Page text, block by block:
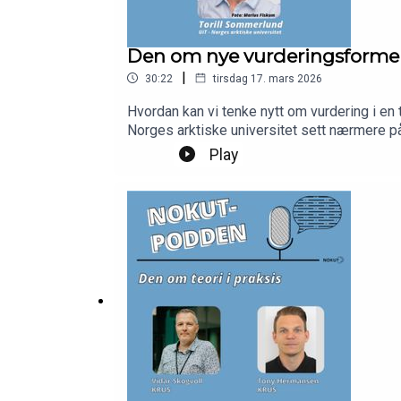
Den om nye
30:22 | tirsdag 17. mars 2026
Hvordan kan vi tenke nytt om vurdering i
Norges arktiske universitet sett nærmere på. Gjennom 12 piloter har prosjektet samlet verdifull innsikt ved å teste ut nye vurderingsformer og
hvordan endringer kan gjennomføres på
Play